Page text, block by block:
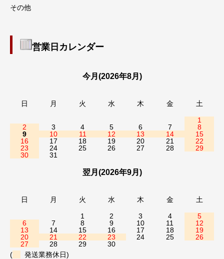
その他
営業日カレンダー
今月(2026年8月)
日 月 火 水 木 金 土
1
2
3 4 5 6 7
8
9
10 11 12 13 14
15
16
17 18 19 20 21
22
23
24 25 26 27 28
29
30
31
翌月(2026年9月)
日 月 火 水 木 金 土
1 2 3 4
5
6
7 8 9 10 11
12
13
14 15 16 17 18
19
20
21 22 23 24 25
26
27
28 29
30
(
発送業務休日)